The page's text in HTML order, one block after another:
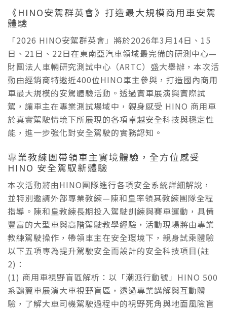
《HINO安駕群英會》打造最大規模商用車安駕
體驗
「2026 HINO安駕群英會」將於2026年3月14日、15
日、21日、22日在東南亞汽車領域最完備的研測中心—
財團法人車輛研究測試中心（ARTC）盛大舉辦，本次活
動由經銷商特邀近400位HINO車主參與，打造國內商用
車最大規模的安駕體驗活動。透過實車展演與實際試
駕，讓車主在專業測試場域中，親身感受 HINO 商用車
於真實駕駛情境下所展現的各項卓越安全科技與穩定性
能，進一步強化對安全駕駛的實務認知。
專業教練團帶領車主實境體驗，全方位感受
HINO 安全駕馭新體驗
本次活動將由HINO團隊進行各項安全系統詳細解說，
並特別邀請外部專業教練—陳和皇率領其教練團隊全程
指導。陳和皇教練長期投入駕駛訓練與賽車運動，具備
豐富的大型車與高階駕駛教學經驗，活動現場將由專業
教練駕駛操作，帶領車主在安全環境下，親身試乘體驗
以下五項專為提升駕駛安全而設計的安全科技項目(註
2)：
(1) 商用車視野盲區解析：以「潮派行動號」HINO 500
系鷗翼車展演大車視野盲區，透過專業講解與互動體
驗，了解大車司機駕駛過程中的視野死角與地面風險盲